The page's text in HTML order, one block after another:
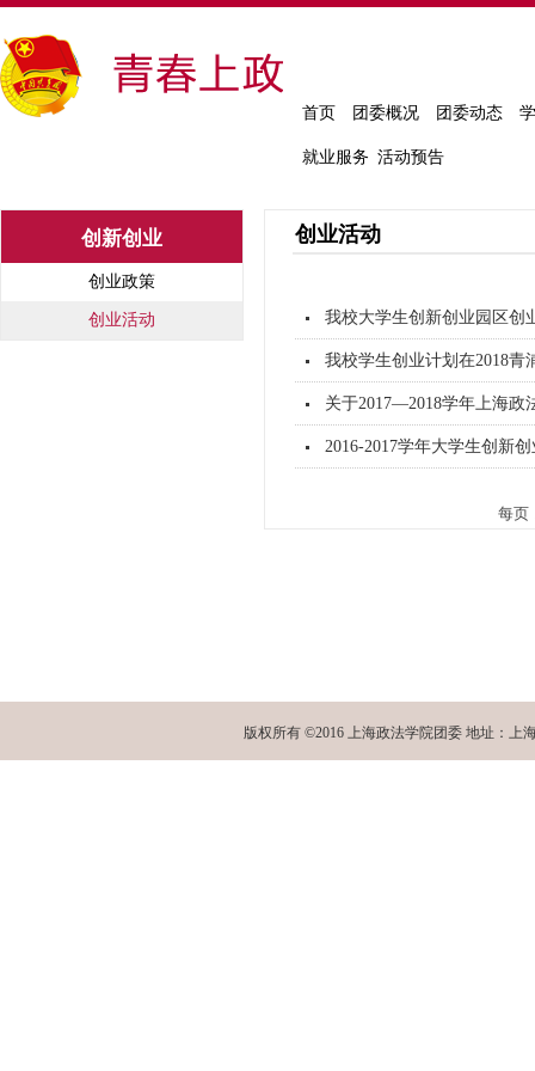
首页 团委概况 团委动态
就业服务 活动预告
创新创业
创业政策
创业活动
创业活动
我校大学生创新创业园区创
我校学生创业计划在2018青
关于2017—2018学年上海政
2016-2017学年大学生创新
每页
版权所有 ©2016 上海政法学院团委 地址：上